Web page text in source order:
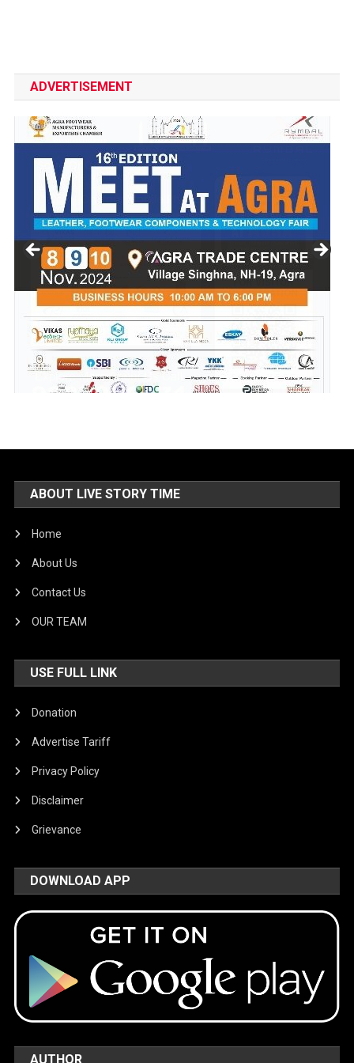
ADVERTISEMENT
ABOUT LIVE STORY TIME
Home
About Us
Contact Us
OUR TEAM
USE FULL LINK
Donation
Advertise Tariff
Privacy Policy
Disclaimer
Grievance
DOWNLOAD APP
AUTHOR